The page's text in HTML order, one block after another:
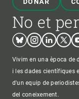
No et
BlueskyInstagram
LinkedinTwitter
Vivim en una època de
i les dades científiques
d'un equip de
del coneixement.